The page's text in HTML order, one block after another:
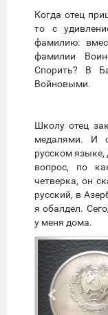
Когда отец
то с
фамилию:
фамилии
Спорить? В
Войновыми.
Школу отец
медалями. И
русском
вопрос, по
четверка, он
русский, в
я обалдел.
у меня дома.